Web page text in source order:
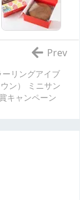
リングアイブ
ン） ミニサン
キャンペーン
Prev